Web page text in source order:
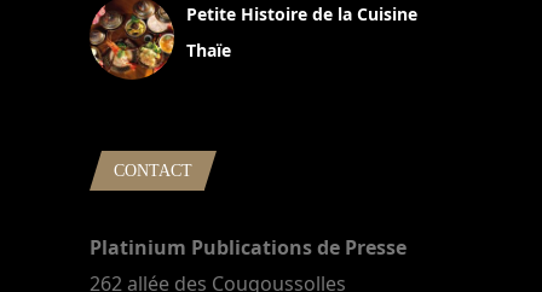
Petite Histoire de la Cuisine
Thaïe
CONTACT
Platinium Publications de Presse
262 allée des Cougoussolles